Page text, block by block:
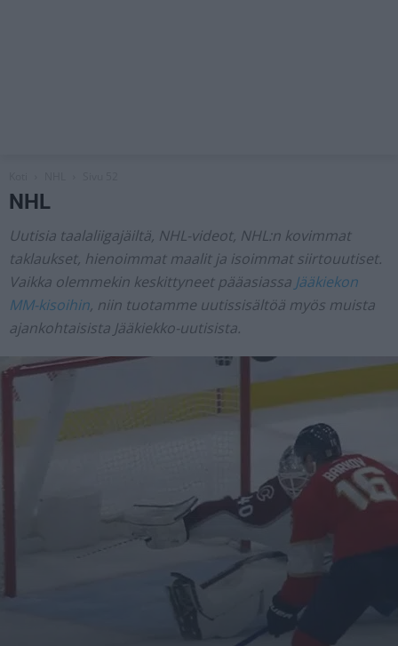
NHL
Uutisia taalaliigajäiltä, NHL-videot, NHL:n kovimmat
taklaukset, hienoimmat maalit ja isoimmat siirtouutiset.
Vaikka olemmekin keskittyneet pääasiassa Jääkiekon
MM-kisoihin, niin tuotamme uutissisältöä myös muista
ajankohtaisista Jääkiekko-uutisista.